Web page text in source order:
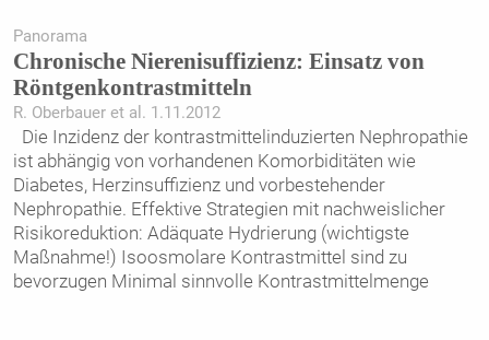
Panorama
Chronische Nierenisuffizienz: Einsatz von
Röntgenkontrastmitteln
R. Oberbauer et al. 1.11.2012
Die Inzidenz der kontrastmittelinduzierten Nephropathie
ist abhängig von vorhandenen Komorbiditäten wie
Diabetes, Herzinsuffizienz und vorbestehender
Nephropathie. Effektive Strategien mit nachweislicher
Risikoreduktion: Adäquate Hydrierung (wichtigste
Maßnahme!) Isoosmolare Kontrastmittel sind zu
bevorzugen Minimal sinnvolle Kontrastmittelmenge